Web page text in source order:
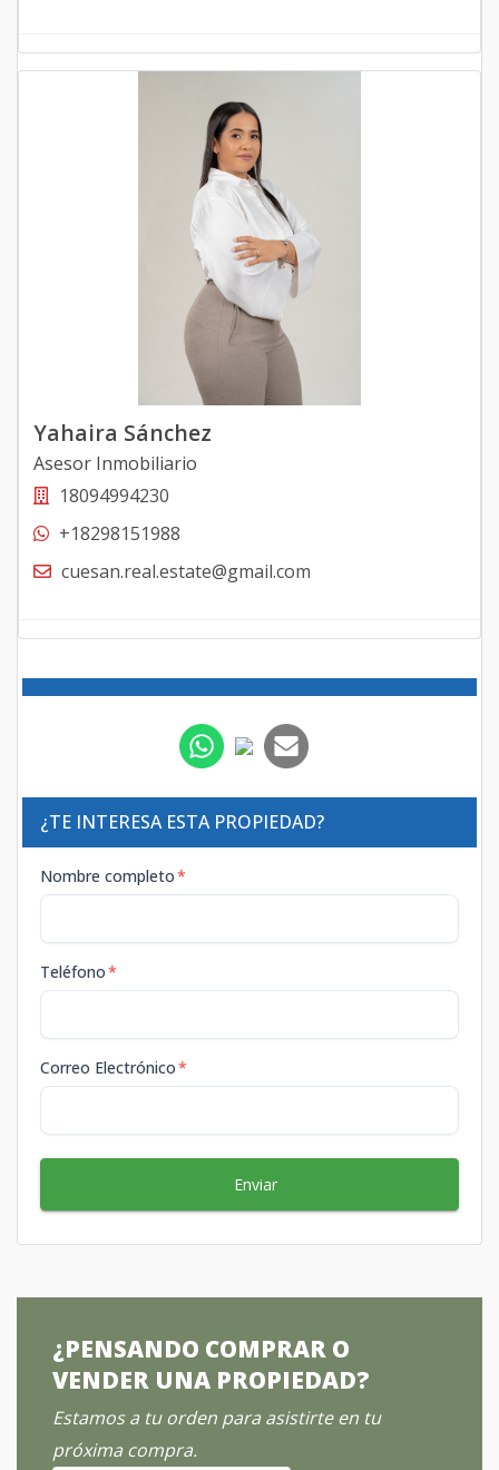
Yahaira Sánchez
Asesor Inmobiliario
18094994230
+18298151988
cuesan.real.estate@gmail.com
¿TE INTERESA ESTA PROPIEDAD?
Nombre completo*
Teléfono*
Correo Electrónico*
Enviar
¿PENSANDO COMPRAR O
VENDER UNA PROPIEDAD?
Estamos a tu orden para asistirte en tu
próxima compra.